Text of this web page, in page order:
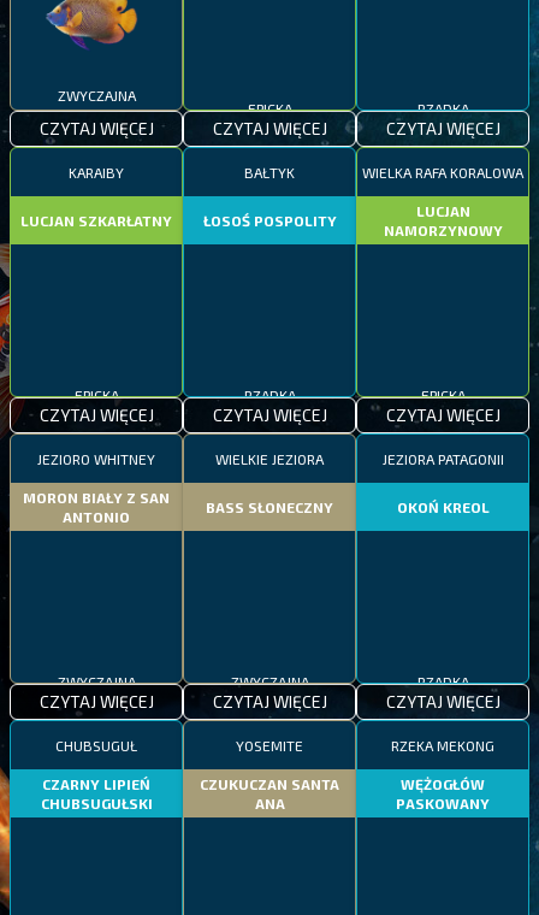
ZWYCZAJNA
CZYTAJ WIĘCEJ CZYTAJ WIĘCEJ CZYTAJ WIĘCEJ
KARAIBY
LUCJAN SZKARŁATNY
CZYTAJ WIĘCEJ
BAŁTYK
ŁOSOŚ POSPOLITY
CZYTAJ WIĘCEJ
WIELKA RAFA KORALOWA
LUCJAN
NAMORZYNOWY
CZYTAJ WIĘCEJ
JEZIORO WHITNEY
MORON BIAŁY Z SAN
ANTONIO
CZYTAJ WIĘCEJ
WIELKIE JEZIORA
BASS SŁONECZNY
CZYTAJ WIĘCEJ
JEZIORA PATAGONII
OKOŃ KREOL
CZYTAJ WIĘCEJ
CHUBSUGUŁ
CZARNY LIPIEŃ
CHUBSUGUŁSKI
YOSEMITE
CZUKUCZAN SANTA
ANA
RZEKA MEKONG
WĘŻOGŁÓW
PASKOWANY